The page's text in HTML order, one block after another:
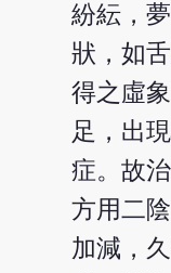
紛紜，
狀，如
得之虛
足，出
症。故
方用二
加減，